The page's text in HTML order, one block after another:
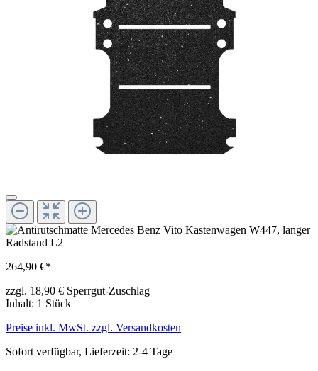
264,90 €*
zzgl. 18,90 € Sperrgut-Zuschlag
Inhalt: 1 Stück
Preise inkl. MwSt. zzgl. Versandkosten
Sofort verfügbar, Lieferzeit: 2-4 Tage